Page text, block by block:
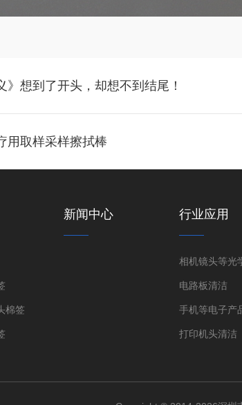
》想到了开头，却想不到结尾！
用取样采样擦拭棒
棉签
新闻中心 行业应用
电路板清洁
手机等电子产
打印机头清洁